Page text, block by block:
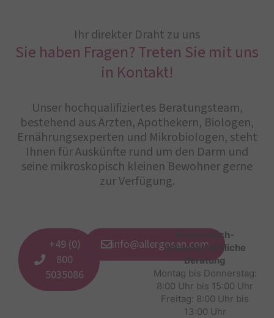
Ihr direkter Draht zu uns
Sie haben Fragen? Treten Sie mit uns
in Kontakt!
Unser hochqualifiziertes Beratungsteam,
bestehend aus Ärzten, Apothekern, Biologen,
Ernährungsexperten und Mikrobiologen, steht
Ihnen für Auskünfte rund um den Darm und
seine mikroskopisch kleinen Bewohner gerne
zur Verfügung.
+49 (0)
800
5035086
info@allergosan.com
Medizinisch-
wissenschaftliche
Beratung
Montag bis Donnerstag:
8:00 Uhr bis 15:00 Uhr
Freitag: 8:00 Uhr bis
13:00 Uhr